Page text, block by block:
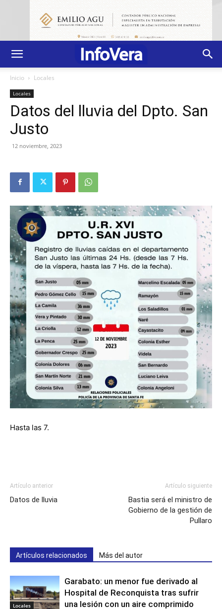
Inicio Locales
Locales
Datos del lluvia del Dpto. San
Justo
12 noviembre, 2023
Hasta las 7.
Artículo anterior
Datos de lluvia
Artículo siguiente
Bastia será el ministro de
Gobierno de la gestión de
Pullaro
Artículos relacionados Más del autor
Locales
Garabato: un menor fue derivado al
Hospital de Reconquista tras sufrir
una lesión con un aire comprimido